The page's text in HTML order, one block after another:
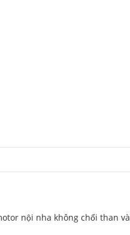
nội nha không chổi than và